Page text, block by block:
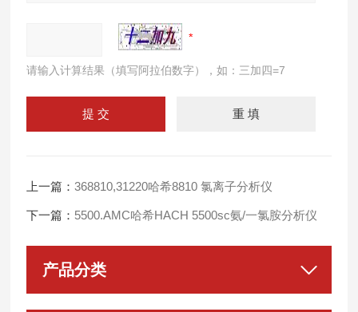
请输入计算结果（填写阿拉伯数字），如：三加四=7
上一篇：368810,31220哈希8810 氯离子分析仪
下一篇： 5500.AMC哈希HACH 5500sc氨/一氯胺分析仪
产品分类